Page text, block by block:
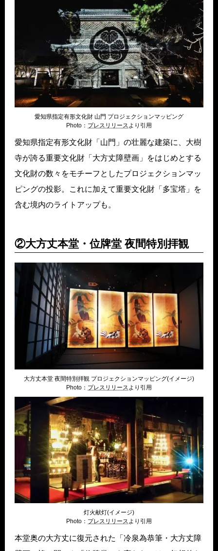
愛知県指定有形文化財 山門 プロジェクションマッピング
Photo： プレスリリースより引用
愛知県指定有形文化財「山門」の壮麗な建築に、大樹
寺が誇る重要文化財「大方丈障壁画」をはじめとする
文化財の数々をモチーフとしたプロジェクションマッ
ピングの投影。これに加えて重要文化財「多宝塔」を
含む境内のライトアップも。
②大方丈本堂・位牌堂 夜間特別拝観
大方丈本堂 夜間特別拝観 プロジェクションマッピング(イメージ)
Photo： プレスリリー ス より引用
灯火献灯(イメージ)
Photo： プレスリリースより引用
本堂奥の大方丈に復元された「冷泉為恭筆・大方丈障